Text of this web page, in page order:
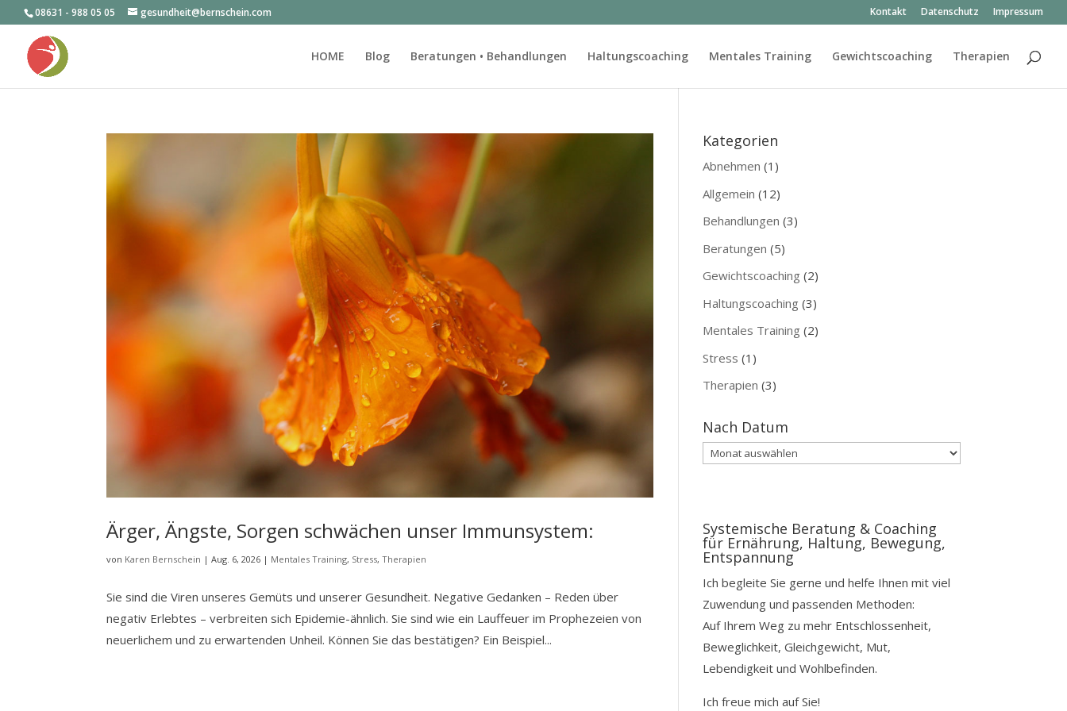
08631 - 988 05 05 gesundheit@bernschein.com Kontakt Datenschutz Impressum
HOME Blog Beratungen • Behandlungen Haltungscoaching Mentales Training Gewichtscoaching Therapien
Ärger, Ängste, Sorgen schwächen unser Immunsystem:
von Karen Bernschein |Aug. 6, 2026 | Mentales Training, Stress,Therapien
Sie sind die Viren unseres Gemüts und unserer Gesundheit. Negative Gedanken – Reden über
negativ Erlebtes – verbreiten sich Epidemie-ähnlich. Sie sind wie ein Lauffeuer im Prophezeien von
neuerlichem und zu erwartenden Unheil. Können Sie das bestätigen? Ein Beispiel...
Kategorien
Abnehmen (1)
Allgemein (12)
Behandlungen (3)
Beratungen (5)
Gewichtscoaching (2)
Haltungscoaching (3)
Mentales Training (2)
Stress (1)
Therapien (3)
Nach Datum
Nach
Systemische Beratung & Coaching
für Ernährung, Haltung, Bewegung,
Entspannung
Ich begleite Sie gerne und helfe Ihnen mit viel
Zuwendung und passenden Methoden:
Auf Ihrem Weg zu mehr Entschlossenheit,
Beweglichkeit, Gleichgewicht, Mut,
Lebendigkeit und Wohlbefinden.
Ich freue mich auf Sie!